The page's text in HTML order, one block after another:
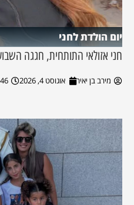
יום הולדת לחני
חני אזולאי התותחית, חגגה
מירב בן יאיר אוגוסט 4, 2026 pm